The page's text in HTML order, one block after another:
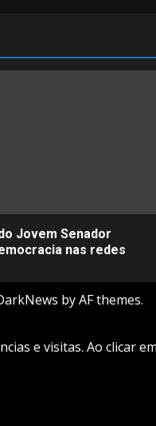
Jovem Senador
nas redes
by AF themes.
e visitas. Ao clicar